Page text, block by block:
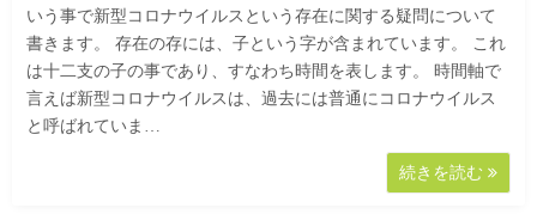
いう事で新型コロナウイルスという存在に関する疑問について
書きます。 存在の存には、子という字が含まれています。 これ
は十二支の子の事であり、すなわち時間を表します。 時間軸で
言えば新型コロナウイルスは、過去には普通にコロナウイルス
と呼ばれていま…
続きを読む